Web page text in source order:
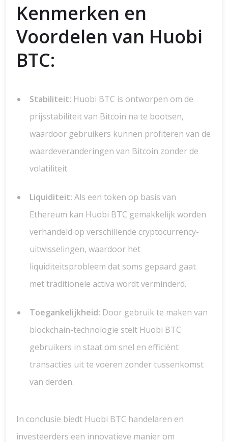
Kenmerken en
Voordelen van Huobi
BTC:
Stabiliteit: Huobi BTC is ontworpen om de
prijsstabiliteit van Bitcoin na te bootsen,
waardoor gebruikers kunnen profiteren van de
waardeveranderingen van Bitcoin zonder de
volatiliteit.
Liquiditeit: Als een token op basis van
Ethereum kan Huobi BTC gemakkelijk worden
verhandeld op verschillende cryptocurrency-
uitwisselingen, waardoor het
liquiditeitsprobleem dat soms gepaard gaat
met traditionele activa wordt verminderd.
Toegankelijkheid: Door gebruik te maken van
blockchain-technologie stelt Huobi BTC
gebruikers in staat om snel en efficiënt
transacties uit te voeren zonder tussenkomst
van derden.
In conclusie biedt Huobi BTC handelaren en
investeerders een innovatieve manier om